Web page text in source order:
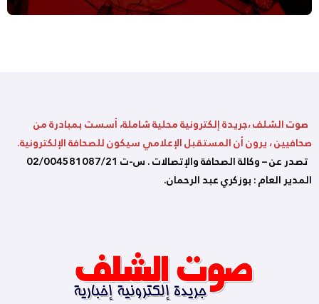
صوت الشلف ،جريدة إلكترونية محلية شاملة، أسست بمبادرة من
صحافيين ، يرون أن المستقبل الإعلامي سيكون للصحافة الإلكترونية.
تصدر عن – وكالة الصحافة والإتصالات . س-ت 02/004581087/21
المدير العام : بوزكري عبد الرحمان.